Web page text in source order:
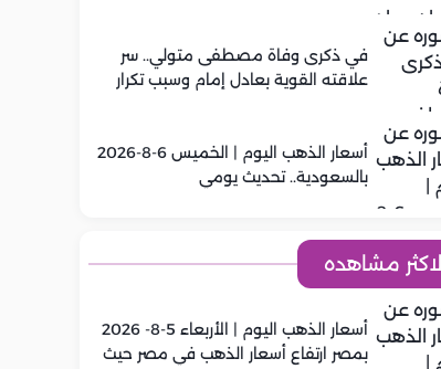
في ذكرى وفاة مصطفى متولي.. سر
علاقته القوية بعادل إمام وسبب تكرار
أسعار الذهب اليوم | الخميس 6-8-2026
بالسعودية.. تحديث يومي
الاكثر مشاهده
أسعار الذهب اليوم | الأربعاء 5-8- 2026
بمصر ارتفاع أسعار الذهب في مصر حيث